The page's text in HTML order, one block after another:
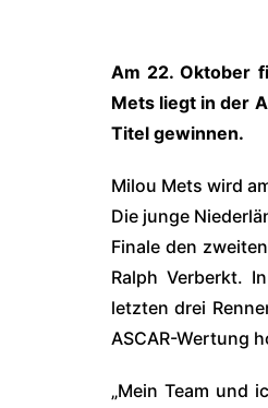
Am 22. Oktober
Mets liegt in der
Titel gewinnen.
Milou Mets wird
Die junge
Finale den
Ralph Verberkt.
letzten drei
ASCAR-Wertung
„Mein Team und